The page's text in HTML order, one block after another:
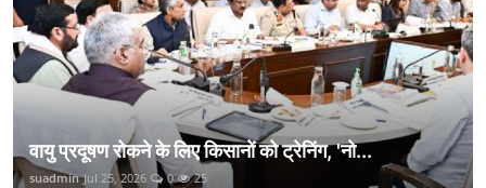
वायु प्रदूषण रोकने के लिए किसानों को ट्रेनिंग, 'नो...
suadmin Jul 25, 2026 0 25